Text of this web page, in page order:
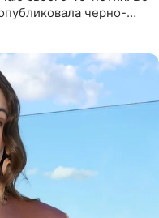
черно-